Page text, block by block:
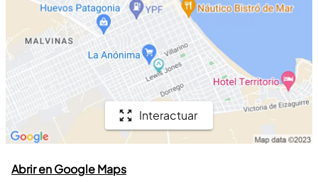
Interactuar
Abrir en Google Maps